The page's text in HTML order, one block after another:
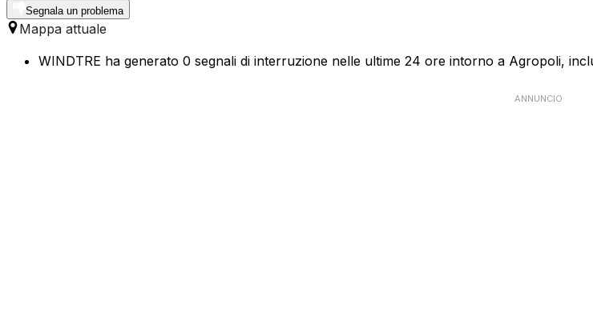
Segnala un problema
Mappa attuale
WINDTRE ha generato 0 segnali di interruzione nelle ultime 24 ore intorno a Agropoli,
ANNUNCIO